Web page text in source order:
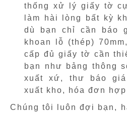
thống xử lý giấy tờ
làm hài lòng bất kỳ
dù bạn chỉ cần báo
khoan lỗ (thép)
cấp đủ giấy tờ cần
bạn như bảng thông
xuất xứ, thư báo
xuất kho, hóa đơn
Chúng tôi luôn đợi bạn,